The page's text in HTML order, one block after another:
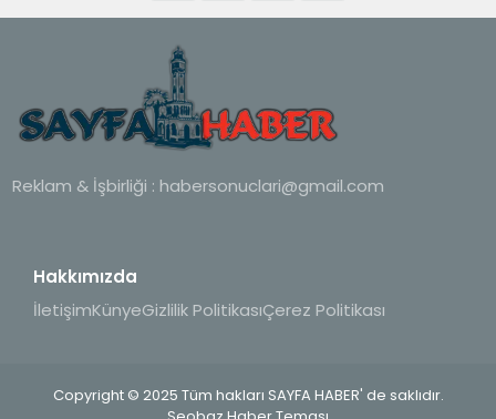
Reklam & İşbirliği : habersonuclari@gmail.com
Hakkımızda
İletişimKünyeGizlilik PolitikasıÇerez Politikası
Copyright © 2025 Tüm hakları SAYFA HABER' de saklıdır.